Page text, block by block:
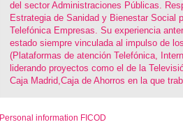
del sector Administraciones Públicas.
Estrategia de Sanidad y Bienestar Social
Telefónica Empresas. Su experiencia
estado siempre vinculada al impulso de
(Plataformas de atención Telefónica,
liderando proyectos como el de la
Caja Madrid,Caja de Ahorros en la que
Personal information FICOD